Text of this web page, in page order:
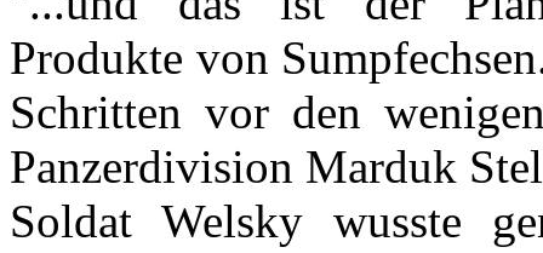
Produkte von
Schritten vor den
Panzerdivision Marduk
Soldat Welsky wusste